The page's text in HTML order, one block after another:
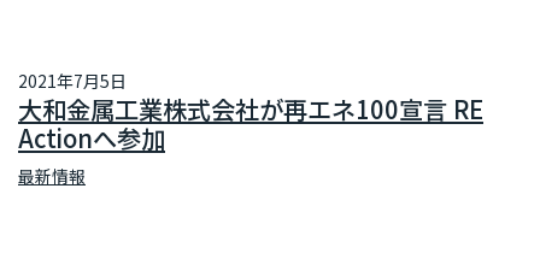
2021年7月5日
大和金属工業株式会社が再エネ100宣言 RE
Actionへ参加
最新情報